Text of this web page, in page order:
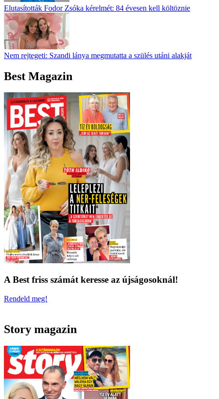
Elutasították Fodor Zsóka kérelmét: 84 évesen kell költöznie
Nem rejtegeti: Szandi lánya megmutatta a szülés utáni alakját
Best Magazin
A Best friss számát keresse az újságosoknál!
Rendeld meg!
Story magazin